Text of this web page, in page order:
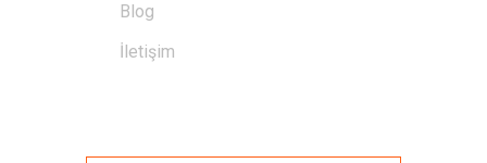
Blog
İletişim